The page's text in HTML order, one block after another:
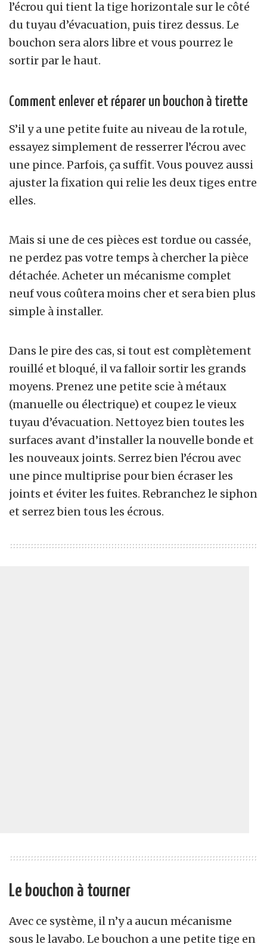
l’écrou qui tient la tige horizontale sur le côté
du tuyau d’évacuation, puis tirez dessus. Le
bouchon sera alors libre et vous pourrez le
sortir par le haut.
Comment enlever et réparer un bouchon à tirette
S’il y a une petite fuite au niveau de la rotule,
essayez simplement de resserrer l’écrou avec
une pince. Parfois, ça suffit. Vous pouvez aussi
ajuster la fixation qui relie les deux tiges entre
elles.
Mais si une de ces pièces est tordue ou cassée,
ne perdez pas votre temps à chercher la pièce
détachée. Acheter un mécanisme complet
neuf vous coûtera moins cher et sera bien plus
simple à installer.
Dans le pire des cas, si tout est complètement
rouillé et bloqué, il va falloir sortir les grands
moyens. Prenez une petite scie à métaux
(manuelle ou électrique) et coupez le vieux
tuyau d’évacuation. Nettoyez bien toutes les
surfaces avant d’installer la nouvelle bonde et
les nouveaux joints. Serrez bien l’écrou avec
une pince multiprise pour bien écraser les
joints et éviter les fuites. Rebranchez le siphon
et serrez bien tous les écrous.
Le bouchon à tourner
Avec ce système, il n’y a aucun mécanisme
sous le lavabo. Le bouchon a une petite tige en